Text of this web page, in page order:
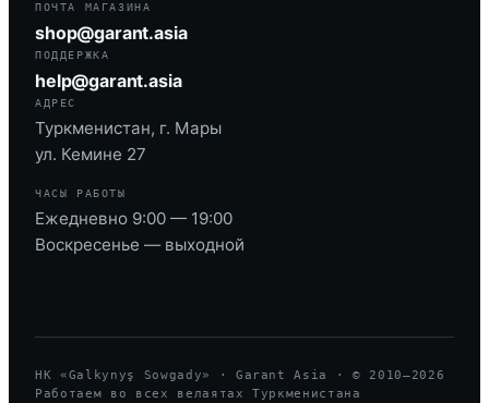
ПОЧТА МАГАЗИНА
shop@garant.asia
ПОДДЕРЖКА
help@garant.asia
АДРЕС
Туркменистан, г. Мары
ул. Кемине 27
ЧАСЫ РАБОТЫ
Ежедневно 9:00 — 19:00
Воскресенье — выходной
HK «Galkynyş Sowgady» · Garant Asia · © 2010—2026
Работаем во всех велаятах Туркменистана